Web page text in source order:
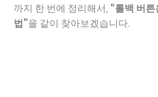
까지 한 번에 정리해서, “롤백 버
법”을 같이 찾아보겠습니다.